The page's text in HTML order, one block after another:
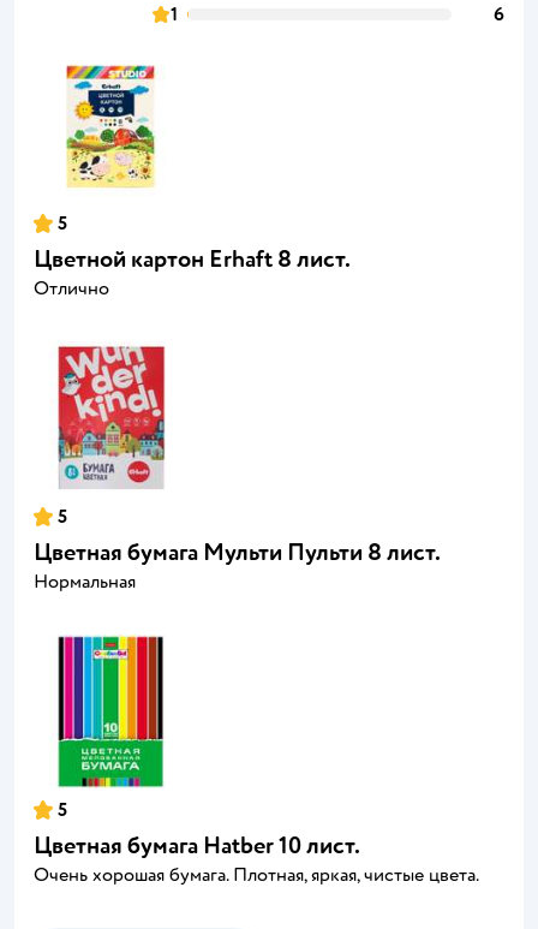
1
6
5
Цветной картон Erhaft 8 лист.
Отлично
5
Цветная бумага Мульти Пульти 8 лист.
Нормальная
5
Цветная бумага Hatber 10 лист.
Очень хорошая бумага. Плотная, яркая, чистые цвета.